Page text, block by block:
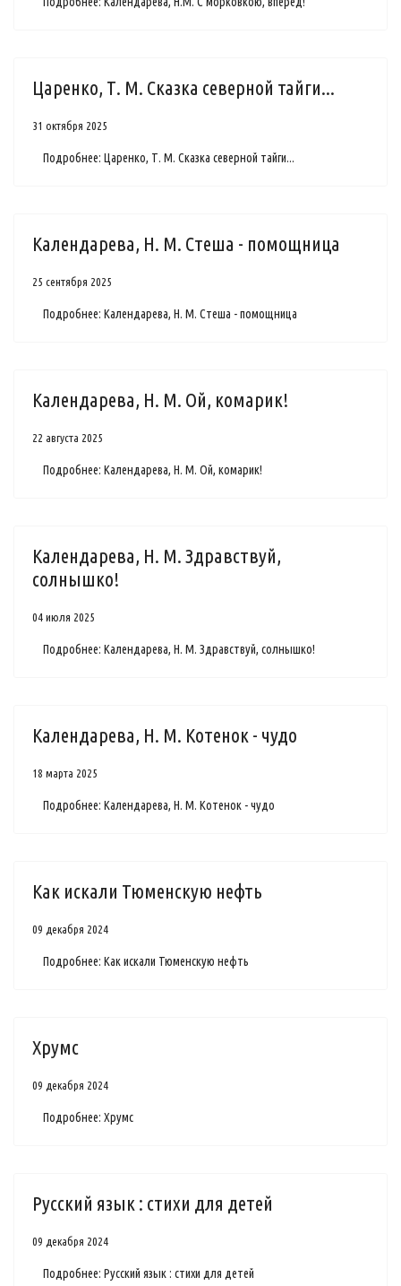
Царенко, Т. М. Сказка северной тайги...
31 октября 2025
Подробнее: Царенко, Т. М. Сказка северной тайги...
Календарева, Н. М. Стеша - помощница
25 сентября 2025
Подробнее: Календарева, Н. М. Стеша - помощница
Календарева, Н. М. Ой, комарик!
22 августа 2025
Подробнее: Календарева, Н. М. Ой, комарик!
Календарева, Н. М. Здравствуй,
солнышко!
04 июля 2025
Подробнее: Календарева, Н. М. Здравствуй, солнышко!
Календарева, Н. М. Котенок - чудо
18 марта 2025
Подробнее: Календарева, Н. М. Котенок - чудо
Как искали Тюменскую нефть
09 декабря 2024
Подробнее: Как искали Тюменскую нефть
Хрумс
09 декабря 2024
Подробнее: Хрумс
Русский язык : стихи для детей
09 декабря 2024
Подробнее: Русский язык : стихи для детей